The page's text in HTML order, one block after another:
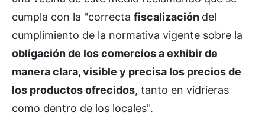
cumpla con la "correcta fiscalización del
cumplimiento de la normativa vigente sobre la
obligación de los comercios a exhibir de
manera clara, visible y precisa los precios de
los productos ofrecidos, tanto en vidrieras
como dentro de los locales".